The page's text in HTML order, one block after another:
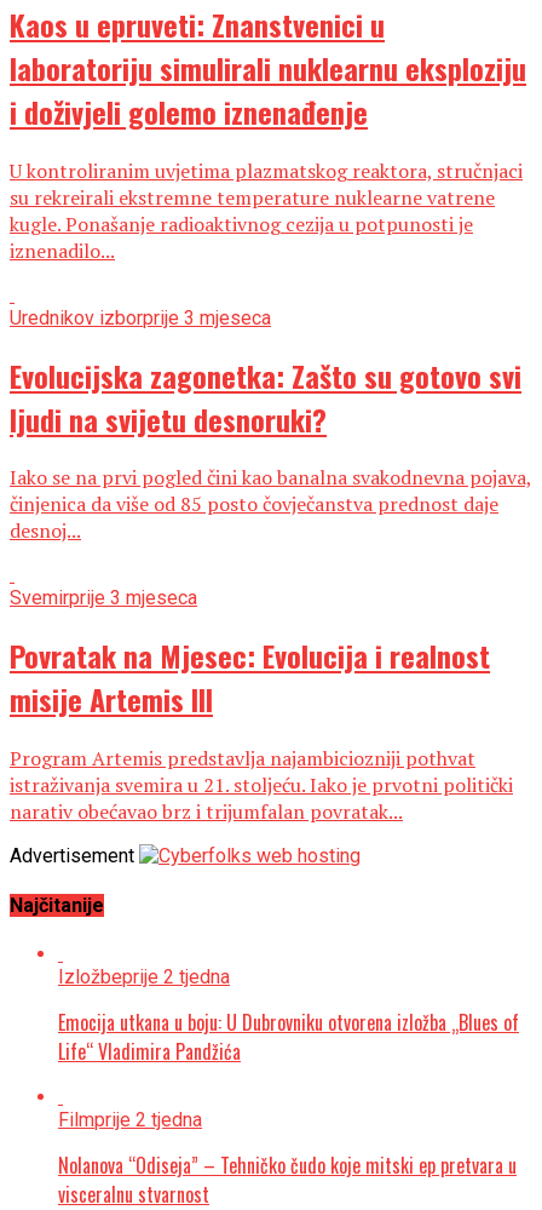
Kaos u epruveti: Znanstvenici u
laboratoriju simulirali nuklearnu eksploziju
i doživjeli golemo iznenađenje
U kontroliranim uvjetima plazmatskog reaktora, stručnjaci
su rekreirali ekstremne temperature nuklearne vatrene
kugle. Ponašanje radioaktivnog cezija u potpunosti je
iznenadilo...
Urednikov izborprije 3 mjeseca
Evolucijska zagonetka: Zašto su gotovo svi
ljudi na svijetu desnoruki?
Iako se na prvi pogled čini kao banalna svakodnevna pojava,
činjenica da više od 85 posto čovječanstva prednost daje
desnoj...
Svemirprije 3 mjeseca
Povratak na Mjesec: Evolucija i realnost
misije Artemis III
Program Artemis predstavlja najambiciozniji pothvat
istraživanja svemira u 21. stoljeću. Iako je prvotni politički
narativ obećavao brz i trijumfalan povratak...
Advertisement
Najčitanije
Izložbeprije 2 tjedna
Emocija utkana u boju: U Dubrovniku otvorena izložba „Blues of
Life“ Vladimira Pandžića
Filmprije 2 tjedna
Nolanova “Odiseja” – Tehničko čudo koje mitski ep pretvara u
visceralnu stvarnost